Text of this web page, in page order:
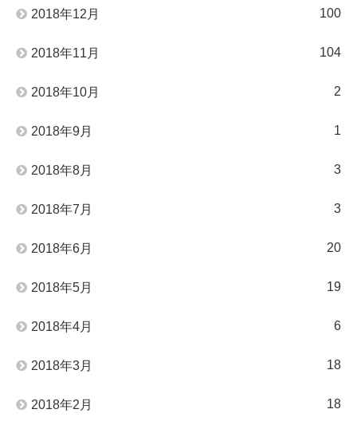
2018年12月 100
2018年11月 104
2018年10月 2
2018年9月 1
2018年8月 3
2018年7月 3
2018年6月 20
2018年5月 19
2018年4月 6
2018年3月 18
2018年2月 18